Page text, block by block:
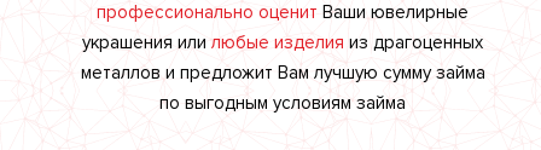
профессионально оценит Ваши ювелирные
украшения или любые изделия из драгоценных
металлов и предложит Вам лучшую сумму займа
по выгодным условиям займа